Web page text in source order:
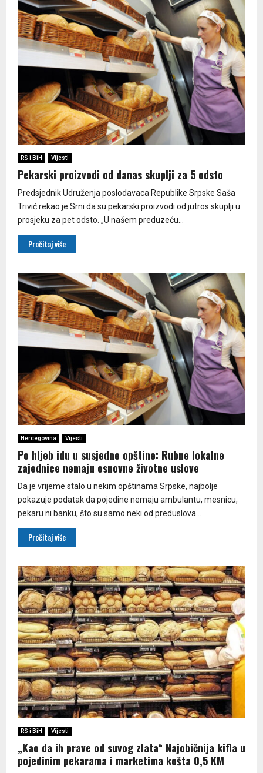
RS i BiH Vijesti
Pekarski proizvodi od danas skuplji za 5 odsto
Predsjednik Udruženja poslodavaca Republike Srpske Saša
Trivić rekao je Srni da su pekarski proizvodi od jutros skuplji u
prosjeku za pet odsto. „U našem preduzeću...
Pročitaj više
Hercegovina Vijesti
Po hljeb idu u susjedne opštine: Rubne lokalne
zajednice nemaju osnovne životne uslove
Da je vrijeme stalo u nekim opštinama Srpske, najbolje
pokazuje podatak da pojedine nemaju ambulantu, mesnicu,
pekaru ni banku, što su samo neki od preduslova...
Pročitaj više
RS i BiH Vijesti
„Kao da ih prave od suvog zlata“ Najobičnija kifla u
pojedinim pekarama i marketima košta 0,5 KM